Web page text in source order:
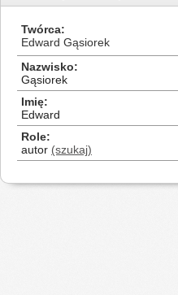
Twórca
Edward Gąsiorek
Nazwisko
Gąsiorek
Imię
Edward
Role
autor (szukaj)